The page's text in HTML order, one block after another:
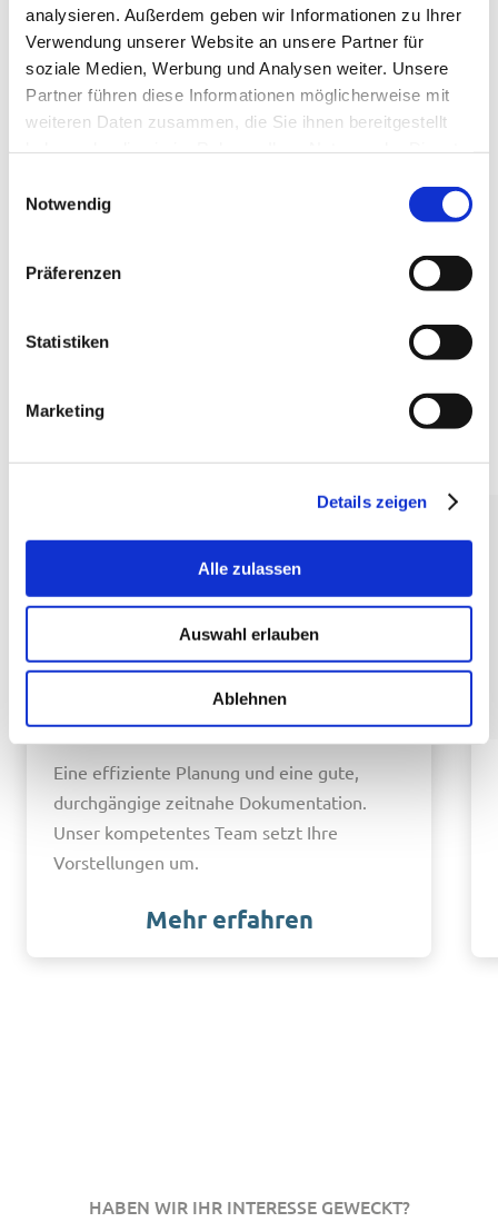
analysieren. Außerdem geben wir Informationen zu Ihrer
Verwendung unserer Website an unsere Partner für
soziale Medien, Werbung und Analysen weiter. Unsere
Partner führen diese Informationen möglicherweise mit
weiteren Daten zusammen, die Sie ihnen bereitgestellt
Notwendig
Präferenzen
Statistiken
Marketing
Details zeigen
Alle zulassen
Auswahl erlauben
Ablehnen
Ziel dieser Maßnahmen ist ein fundiertes
und systematisches Verfahren zur
Ausstellung einer Konformitätserklärung
nach den einschlägigen CE-Vorschriften, mit
rechtskonform nachgewiesen werden kann.
Weitere Leistungsbereiche
Elektrokonstruktion
Eine effiziente Planung und eine gute,
durchgängige zeitnahe Dokumentation.
Unser kompetentes Team setzt Ihre
Vorstellungen um.
Mehr erfahren
HABEN WIR IHR INTERESSE GEWECKT?